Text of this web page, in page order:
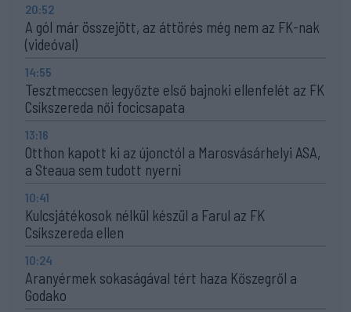
20:52
A gól már összejött, az áttörés még nem az FK-nak
(videóval)
14:55
Tesztmeccsen legyőzte első bajnoki ellenfelét az FK
Csíkszereda női focicsapata
13:16
Otthon kapott ki az újonctól a Marosvásárhelyi ASA,
a Steaua sem tudott nyerni
10:41
Kulcsjátékosok nélkül készül a Farul az FK
Csíkszereda ellen
10:24
Aranyérmek sokaságával tért haza Kőszegről a
Godako